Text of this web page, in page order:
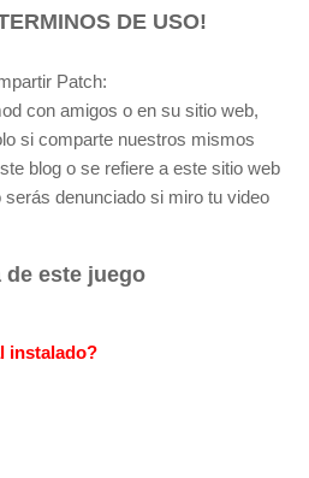
DE USO!
Patch:
con amigos o en su sitio web,
si comparte nuestros mismos
blog o se refiere a este sitio web
denunciado si miro tu video
de este juego
instalado?